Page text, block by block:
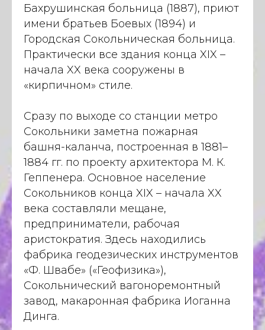
Бахрушинская больница (1887), приют
имени братьев Боевых (1894) и
Городская Сокольническая больница.
Практически все здания конца XIX –
начала XX века сооружены в
«кирпичном» стиле.
Сразу по выходе со станции метро
Сокольники заметна пожарная
башня-каланча, построенная в 1881–
1884 гг. по проекту архитектора М. К.
Геппенера. Основное население
Сокольников конца XIX – начала XX
века составляли мещане,
предприниматели, рабочая
аристократия. Здесь находились
фабрика геодезических инструментов
«Ф. Швабе» («Геофизика»),
Сокольнический вагоноремонтный
завод, макаронная фабрика Иоганна
Динга.